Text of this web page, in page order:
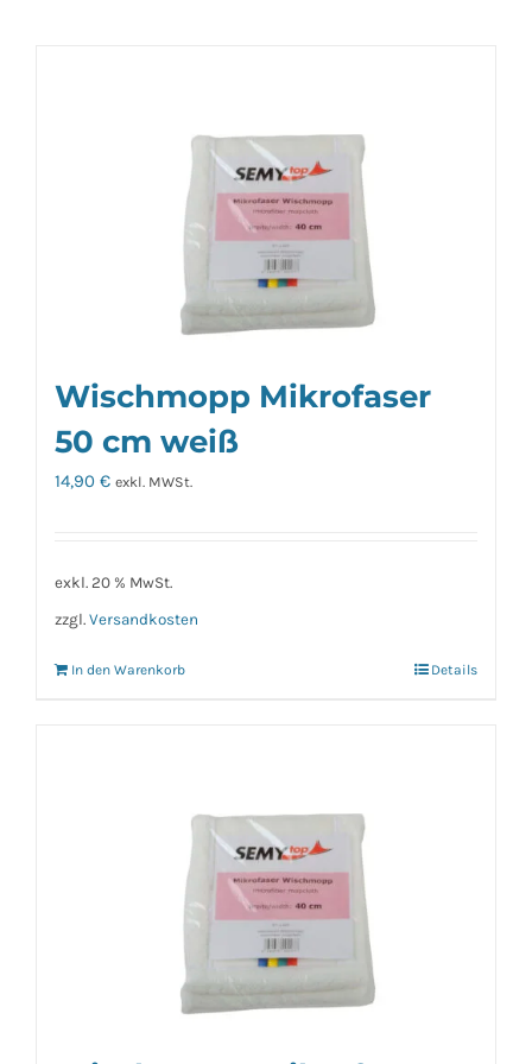
Wischmopp Mikrofaser
50 cm weiß
14,90 € exkl. MWSt.
exkl. 20 % MwSt.
zzgl. Versandkosten
In den Warenkorb Details